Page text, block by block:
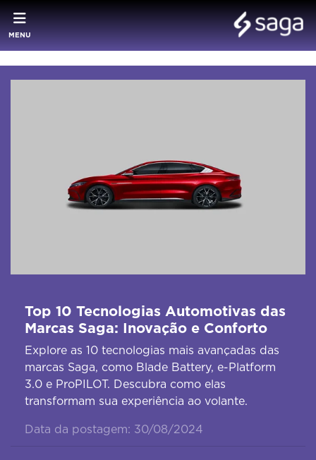
MENU
Top 10 Tecnologias Automotivas das
Marcas Saga: Inovação e Conforto
Explore as 10 tecnologias mais avançadas das
marcas Saga, como Blade Battery, e-Platform
3.0 e ProPILOT. Descubra como elas
transformam sua experiência ao volante.
Data da postagem: 30/08/2024